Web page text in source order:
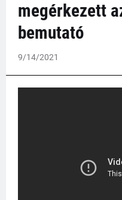
megérkezett
bemutató
9/14/2021